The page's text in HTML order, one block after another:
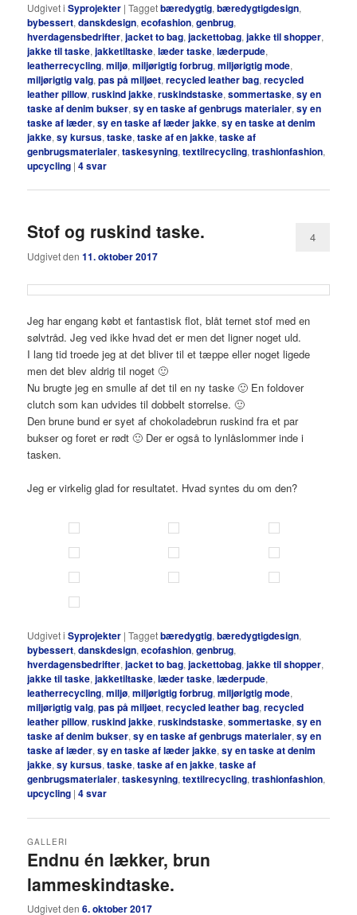
Udgivet i Syprojekter |Taggetbæredygtig,bæredygtigdesign,
bybessert,danskdesign,ecofashion,genbrug,
hverdagensbedrifter,jacket to bag,jackettobag,jakke til shopper,
jakke til taske,jakketiltaske,læder taske,læderpude,
leatherrecycling,miljø,miljørigtig forbrug,miljørigtig mode,
miljørigtig valg,pas på miljøet,recycled leather bag,recycled
leather pillow,ruskind jakke,ruskindstaske,sommertaske,sy en
taske af denim bukser,sy en taske af genbrugs materialer,sy en
taske af læder,sy en taske af læder jakke,sy en taske at denim
jakke,sy kursus,taske,taske af en jakke,taske af
genbrugsmaterialer,taskesyning,textilrecycling,trashionfashion,
upcycling |4svar
Stof og ruskind taske.
Udgivet den11. oktober 2017
4
Jeg har engang købt et fantastisk flot, blåt ternet stof med en
sølvtråd. Jeg ved ikke hvad det er men det ligner noget uld.
I lang tid troede jeg at det bliver til et tæppe eller noget ligede
men det blev aldrig til noget 🙂
Nu brugte jeg en smulle af det til en ny taske 🙂 En foldover
clutch som kan udvides til dobbelt storrelse. 🙂
Den brune bund er syet af chokoladebrun ruskind fra et par
bukser og foret er rødt 🙂 Der er også to lynlåslommer inde i
tasken.
Jeg er virkelig glad for resultatet. Hvad syntes du om den?
Udgivet i Syprojekter |Taggetbæredygtig,bæredygtigdesign,
bybessert,danskdesign,ecofashion,genbrug,
hverdagensbedrifter,jacket to bag,jackettobag,jakke til shopper,
jakke til taske,jakketiltaske,læder taske,læderpude,
leatherrecycling,miljø,miljørigtig forbrug,miljørigtig mode,
miljørigtig valg,pas på miljøet,recycled leather bag,recycled
leather pillow,ruskind jakke,ruskindstaske,sommertaske,sy en
taske af denim bukser,sy en taske af genbrugs materialer,sy en
taske af læder,sy en taske af læder jakke,sy en taske at denim
jakke,sy kursus,taske,taske af en jakke,taske af
genbrugsmaterialer,taskesyning,textilrecycling,trashionfashion,
upcycling |4svar
Endnu én lækker, brun
lammeskindtaske.
GALLERI
Udgivet den6. oktober 2017